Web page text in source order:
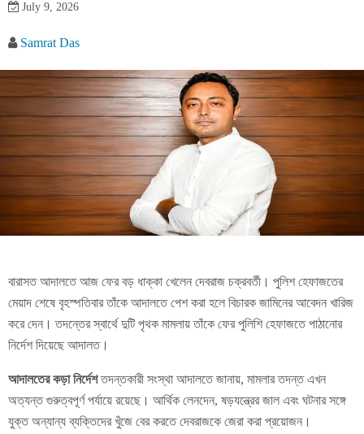
July 9, 2026
Samrat Das
বারাসত আদালতে আজ ফের বড় ধাক্কা খেলেন দেবরাজ চক্রবর্তী। পুলিশ হেফাজতের
মেয়াদ শেষে বৃহস্পতিবার তাঁকে আদালতে পেশ করা হলে বিচারক জামিনের আবেদন খারিজ
করে দেন। তদন্তের স্বার্থে দুটি পৃথক মামলায় তাঁকে ফের পুলিশি হেফাজতে পাঠানোর
নির্দেশ দিয়েছে আদালত।
আদালতের কড়া নির্দেশতদন্তকারী সংস্থা আদালতে জানায়, মামলার তদন্ত এখন
অত্যন্ত গুরুত্বপূর্ণ পর্যায়ে রয়েছে। আর্থিক লেনদেন, ষড়যন্ত্রের জাল এবং ঘটনার সঙ্গে
যুক্ত অন্যান্য ব্যক্তিদের খুঁজে বের করতে দেবরাজকে জেরা করা প্রয়োজন।